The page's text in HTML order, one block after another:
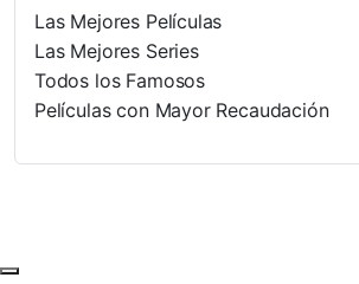
Las Mejores Películas
Las Mejores Series
Todos los Famosos
Películas con Mayor Recaudación